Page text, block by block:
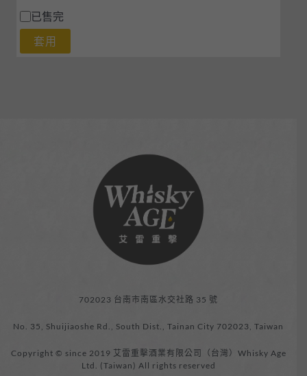
已售完
套用
702023 台南市南區水交社路 35 號
No. 35, Shuijiaoshe Rd., South Dist., Tainan City 702023, Taiwan
Copyright © since 2019 艾雷重擊酒業有限公司（台灣）Whisky Age
Ltd. (Taiwan) All rights reserved